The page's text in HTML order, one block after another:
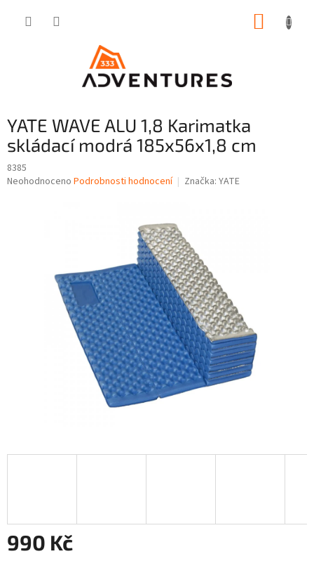
YATE WAVE ALU 1,8 Karimatka
skládací modrá 185x56x1,8 cm
8385
Průměrné
Neohodnoceno Podrobnosti hodnocení Značka: YATE
990 Kč